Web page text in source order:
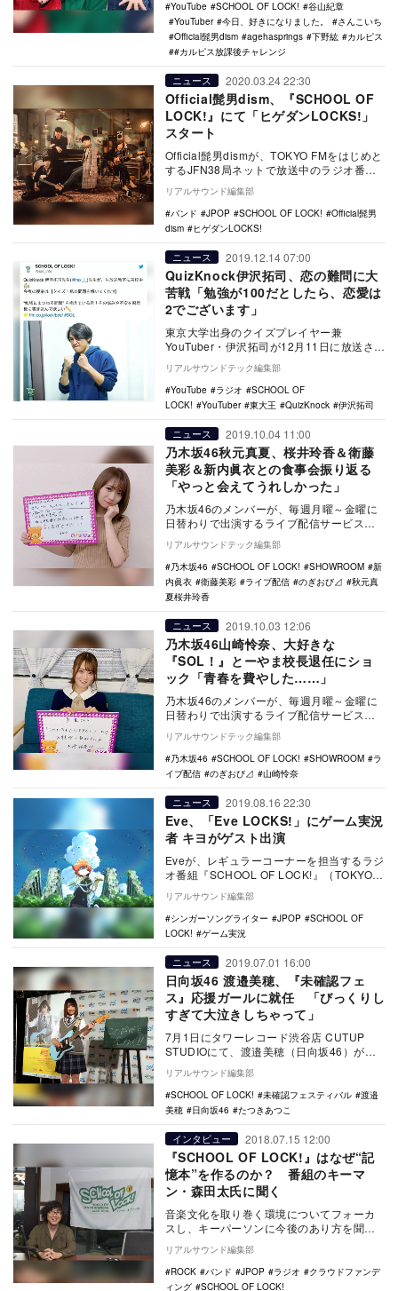
YouTube
SCHOOL OF LOCK!
谷山紀章
YouTuber
今日、好きになりました。
さんこいち
Official髭男dism
agehasprings 下野紘
カルピス
#カルピス放課後チャレンジ
ニュース 2020.03.24 22:30
Official髭男dism、『SCHOOL OF
LOCK!』にて「ヒゲダンLOCKS!」
スタート
Official髭男dismが、TOKYO FMをはじめと
するJFN38局ネットで放送中のラジオ番組
『SCHOOL OF LOC…
リアルサウンド編集部
バンド
JPOP SCHOOL OF LOCK!
Official髭男
dism
ヒゲダンLOCKS!
ニュース 2019.12.14 07:00
QuizKnock伊沢拓司、恋の難問に大
苦戦「勉強が100だとしたら、恋愛は
2でございます」
東京大学出身のクイズプレイヤー兼
YouTuber・伊沢拓司が12月11日に放送され
た10代に人気のラジオ番組『SCHOOL
OF…
リアルサウンドテック編集部
YouTube
ラジオ
SCHOOL OF
LOCK!
YouTuber 東大王 QuizKnock 伊沢拓司
ニュース 2019.10.04 11:00
乃木坂46秋元真夏、桜井玲香＆衛藤
美彩＆新内眞衣との食事会振り返る
「やっと会えてうれしかった」
乃木坂46のメンバーが、毎週月曜～金曜に
日替わりで出演するライブ配信サービス
「SHOWROOM」上の帯番組『のぎおび
⊿』。10月…
リアルサウンドテック編集部
乃木坂46
SCHOOL OF LOCK! SHOWROOM
新
内眞衣
衛藤美彩 ライブ配信 のぎおび⊿
秋元真
夏桜井玲香
ニュース 2019.10.03 12:06
乃木坂46山崎怜奈、大好きな
『SOL！』とーやま校長退任にショ
ック「青春を費やした……」
乃木坂46のメンバーが、毎週月曜～金曜に
日替わりで出演するライブ配信サービス
「SHOWROOM」上の帯番組『のぎおび
⊿』。10月…
リアルサウンドテック編集部
乃木坂46
SCHOOL OF LOCK! SHOWROOM
ラ
イブ配信
のぎおび⊿ 山崎怜奈
ニュース 2019.08.16 22:30
Eve、「Eve LOCKS!」にゲーム実況
者 キヨがゲスト出演
Eveが、レギュラーコーナーを担当するラジ
オ番組『SCHOOL OF LOCK!』（TOKYO
FMほかJFN38局ネット）内「…
リアルサウンド編集部
シンガーソングライター
JPOP
SCHOOL OF
LOCK!
ゲーム実況
ニュース 2019.07.01 16:00
日向坂46 渡邉美穂、『未確認フェ
ス』応援ガールに就任 「びっくりし
すぎて大泣きしちゃって」
7月1日にタワーレコード渋谷店 CUTUP
STUDIOにて、渡邉美穂（日向坂46）が
『マイナビ 未確認フェスティバル2019』…
リアルサウンド編集部
SCHOOL OF LOCK!
未確認フェスティバル
渡邉
美穂
日向坂46 たつきあつこ
インタビュー 2018.07.15 12:00
『SCHOOL OF LOCK!』はなぜ“記
憶本”を作るのか？ 番組のキーマ
ン・森田太氏に聞く
音楽文化を取り巻く環境についてフォーカ
スし、キーパーソンに今後のあり方を聞く
インタビューシリーズ。第10回目に登場す
るのは、TO…
リアルサウンド編集部
ROCK
バンド JPOP ラジオ
クラウドファンデ
ィング
SCHOOL OF LOCK!